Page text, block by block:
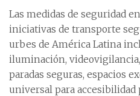
Las medidas de seguridad
iniciativas de transporte
urbes de América Latina
iluminación,
paradas seguras, espacios
universal para accesibilidad